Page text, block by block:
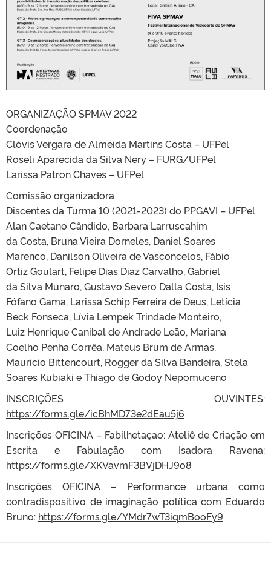
ORGANIZAÇÃO SPMAV 2022
Coordenação
Clóvis Vergara de Almeida Martins Costa – UFPel
Roseli Aparecida da Silva Nery – FURG/UFPel
Larissa Patron Chaves – UFPel
Comissão organizadora
Discentes da Turma 10 (2021-2023) do PPGAVI – UFPel
Alan Caetano Cândido, Barbara Larruscahim
da Costa, Bruna Vieira Dorneles, Daniel Soares
Marenco, Danilson Oliveira de Vasconcelos, Fábio
Ortiz Goulart, Felipe Dias Diaz Carvalho, Gabriel
da Silva Munaro, Gustavo Severo Dalla Costa, Isis
Fófano Gama, Larissa Schip Ferreira de Deus, Letícia
Beck Fonseca, Lívia Lempek Trindade Monteiro,
Luiz Henrique Canibal de Andrade Leão, Mariana
Coelho Penha Corrêa, Mateus Brum de Armas,
Mauricio Bittencourt, Rogger da Silva Bandeira, Stela
Soares Kubiaki e Thiago de Godoy Nepomuceno
INSCRIÇÕES OUVINTES:
https://forms.gle/icBhMD73e2dEau5j6
Inscrições OFICINA – Fabilhetaçao: Ateliê de Criação em
Escrita e Fabulação com Isadora Ravena:
https://forms.gle/XKVavmF3BVjDHJ9o8
Inscrições OFICINA – Performance urbana como
contradispositivo de imaginação política com Eduardo
Bruno: https://forms.gle/YMdr7wT3iqmBooFy9